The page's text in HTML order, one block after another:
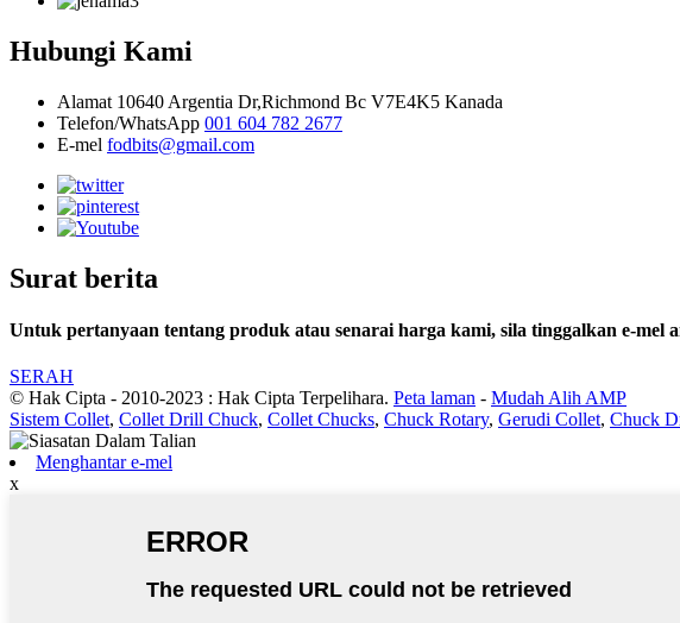
Hubungi Kami
Alamat 10640 Argentia Dr,Richmond Bc V7E4K5 Kanada
Telefon/WhatsApp 001 604 782 2677
E-mel fodbits@gmail.com
Surat berita
Untuk pertanyaan tentang produk atau senarai harga kami, sila tinggalkan e-mel
SERAH
© Hak Cipta - 2010-2023 : Hak Cipta Terpelihara. Peta laman - Mudah Alih AMP
Sistem Collet, Collet Drill Chuck, Collet Chucks, Chuck Rotary, Gerudi Collet, Chuck
Menghantar e-mel
x